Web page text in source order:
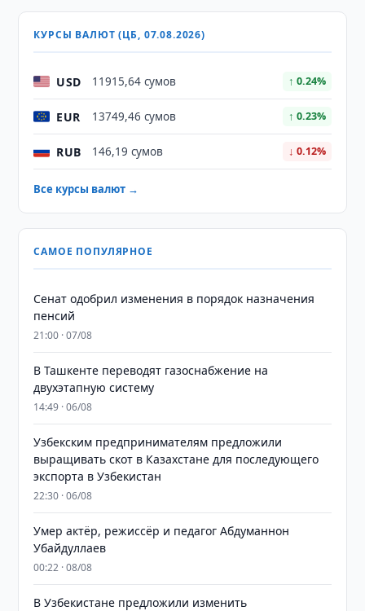
КУРСЫ ВАЛЮТ (ЦБ, 07.08.2026)
USD 11915,64 сумов ↑ 0.24%
EUR 13749,46 сумов ↑ 0.23%
RUB 146,19 сумов ↓ 0.12%
Все курсы валют →
САМОЕ ПОПУЛЯРНОЕ
Сенат одобрил изменения в порядок назначения
пенсий
21:00 · 07/08
В Ташкенте переводят газоснабжение на
двухэтапную систему
14:49 · 06/08
Узбекским предпринимателям предложили
выращивать скот в Казахстане для последующего
экспорта в Узбекистан
22:30 · 06/08
Умер актёр, режиссёр и педагог Абдуманнон
Убайдуллаев
00:22 · 08/08
В Узбекистане предложили изменить